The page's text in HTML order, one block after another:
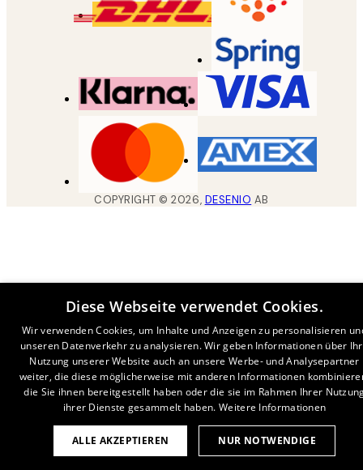
COPYRIGHT ©2026, DESENIO AB
Diese Webseite verwendet Cookies.
Wir verwenden Cookies, um Inhalte und Anzeigen zu personalisieren
unseren Datenverkehr zu analysieren. Wir geben Informationen über
Nutzung unserer Website auch an unsere Werbe- und Analysepartner
weiter, die diese möglicherweise mit anderen Informationen
die Sie ihnen bereitgestellt haben oder die sie im Rahmen Ihrer
ihrer Dienste gesammelt haben. Weitere Informationen
ALLE AKZEPTIEREN NUR NOTWENDIGE